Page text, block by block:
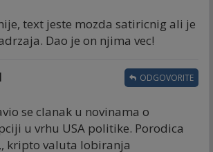
text jeste mozda satiricnig ali je
Dao je on njima vec!
se clanak u novinama o
u vrhu USA politike. Porodica
kripto valuta lobiranja
ODGOVORITE